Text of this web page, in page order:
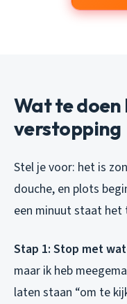
Wat te doen
verstopping
Stel je voor: het is
douche, en plots
een minuut staat
Stap 1: Stop met
maar ik heb
laten staan “om te